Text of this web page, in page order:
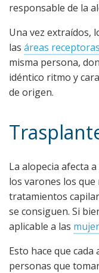
responsable de la
Una vez extraídos,
las áreas receptoras
misma persona,
idéntico ritmo y
de origen.
La alopecia afecta
los varones los
tratamientos
se consiguen. Si
aplicable a las
Esto hace que
personas que